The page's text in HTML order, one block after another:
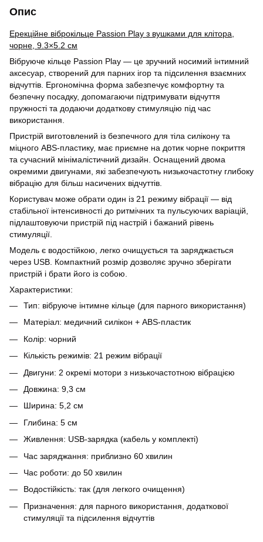
Опис
Ерекційне віброкільце Passion Play з вушками для клітора,
чорне, 9.3×5.2 см
Вібруюче кільце Passion Play — це зручний носимий інтимний
аксесуар, створений для парних ігор та підсилення взаємних
відчуттів. Ергономічна форма забезпечує комфортну та
безпечну посадку, допомагаючи підтримувати відчуття
пружності та додаючи додаткову стимуляцію під час
використання.
Пристрій виготовлений із безпечного для тіла силікону та
міцного ABS-пластику, має приємне на дотик чорне покриття
та сучасний мінімалістичний дизайн. Оснащений двома
окремими двигунами, які забезпечують низькочастотну глибоку
вібрацію для більш насичених відчуттів.
Користувач може обрати один із 21 режиму вібрації — від
стабільної інтенсивності до ритмічних та пульсуючих варіацій,
підлаштовуючи пристрій під настрій і бажаний рівень
стимуляції.
Модель є водостійкою, легко очищується та заряджається
через USB. Компактний розмір дозволяє зручно зберігати
пристрій і брати його із собою.
Характеристики:
Тип: вібруюче інтимне кільце (для парного використання)
Матеріал: медичний силікон + ABS-пластик
Колір: чорний
Кількість режимів: 21 режим вібрації
Двигуни: 2 окремі мотори з низькочастотною вібрацією
Довжина: 9,3 см
Ширина: 5,2 см
Глибина: 5 см
Живлення: USB-зарядка (кабель у комплекті)
Час заряджання: приблизно 60 хвилин
Час роботи: до 50 хвилин
Водостійкість: так (для легкого очищення)
Призначення: для парного використання, додаткової
стимуляції та підсилення відчуттів